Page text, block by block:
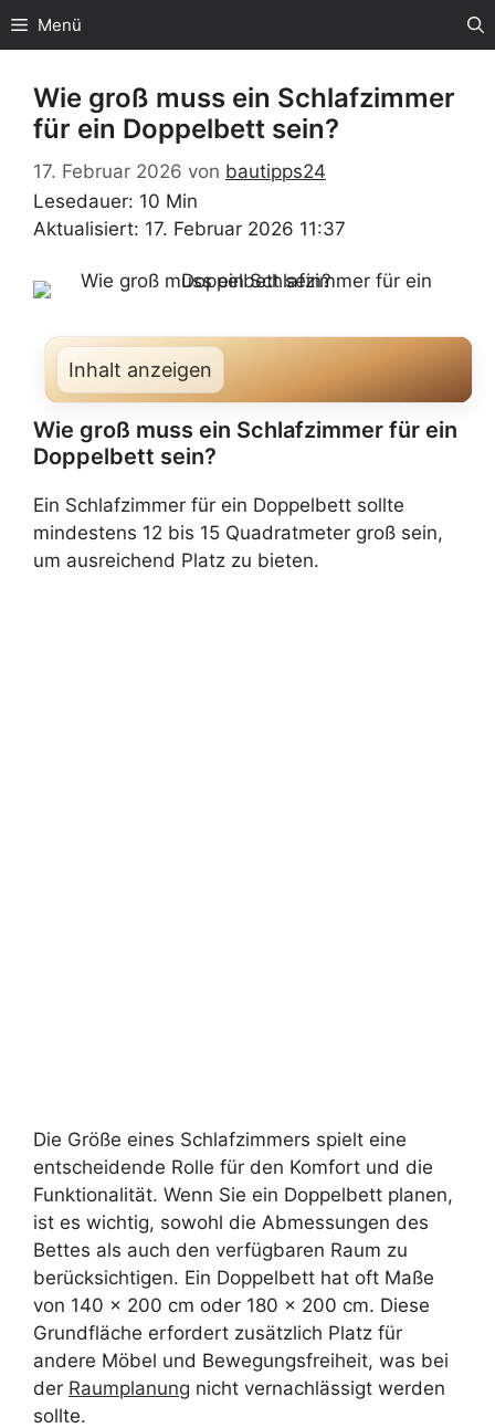
Menü
Wie groß muss ein Schlafzimmer
für ein Doppelbett sein?
17. Februar 2026 von bautipps24
Lesedauer: 10 Min
Aktualisiert: 17. Februar 2026 11:37
Inhalt anzeigen
Wie groß muss ein Schlafzimmer für ein
Doppelbett sein?
Ein Schlafzimmer für ein Doppelbett sollte
mindestens 12 bis 15 Quadratmeter groß sein,
um ausreichend Platz zu bieten.
Die Größe eines Schlafzimmers spielt eine
entscheidende Rolle für den Komfort und die
Funktionalität. Wenn Sie ein Doppelbett planen,
ist es wichtig, sowohl die Abmessungen des
Bettes als auch den verfügbaren Raum zu
berücksichtigen. Ein Doppelbett hat oft Maße
von 140 x 200 cm oder 180 x 200 cm. Diese
Grundfläche erfordert zusätzlich Platz für
andere Möbel und Bewegungsfreiheit, was bei
der Raumplanung nicht vernachlässigt werden
sollte.